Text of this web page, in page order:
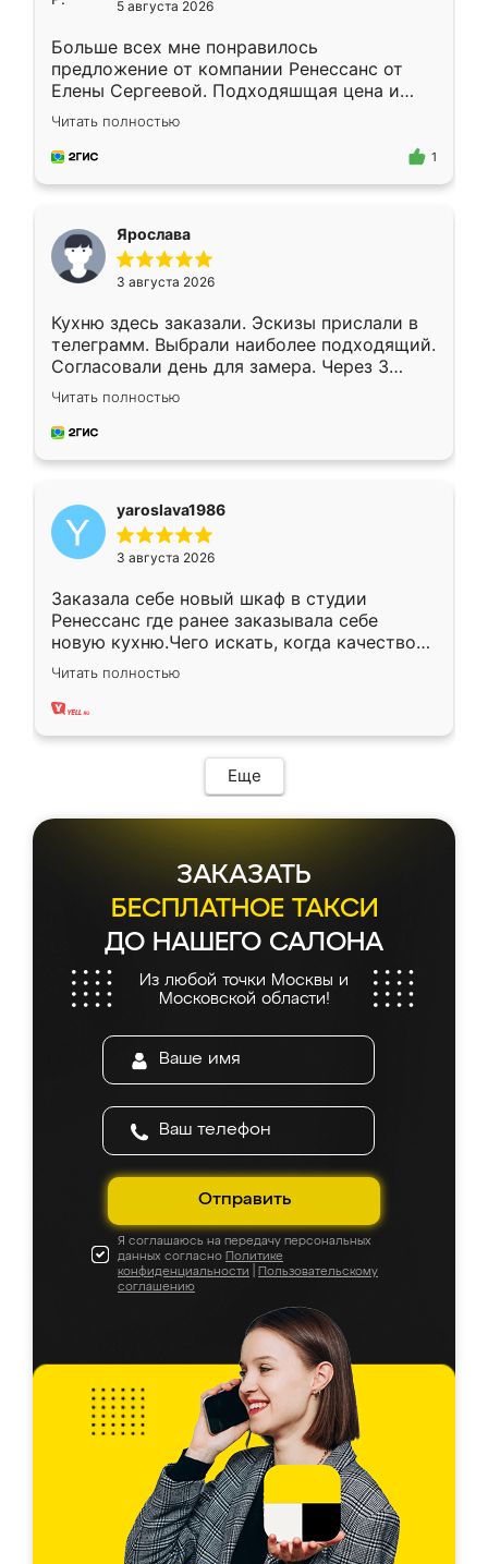
5 августа 2026
Больше всех мне понравилось
предложение от компании Ренессанс от
Елены Сергеевой. Подходяшщая цена и
короткие сроки изготовления. Приехавший
для замера сотрудник Владислав
предложил по моему эскизу самый
Читать полностью
1
Ярослава
3 августа 2026
Кухню здесь заказали. Эскизы прислали в
телеграмм. Выбрали наиболее подходящий.
Согласовали день для замера. Через 3
недели кухня была уже готова. Остались
довольны работой. Спасибо Ренессанс
мебель за качественную работу!
Читать полностью
yaroslava1986
3 августа 2026
Заказала себе новый шкаф в студии
Ренессанс где ранее заказывала себе
новую кухню.Чего искать, когда качеством
вполне довольна. Служит кухня уже почти
два года, нареканий нет.
Читать полностью
Еще
ЗАКАЗАТЬ
БЕСПЛАТНОЕ ТАКСИ
ДО НАШЕГО САЛОНА
Из любой точки Москвы и
Московской области!
Отправить
Я соглашаюсь на передачу персональных
данных согласно Политике
конфиденциальности
Пользовательскому
соглашению